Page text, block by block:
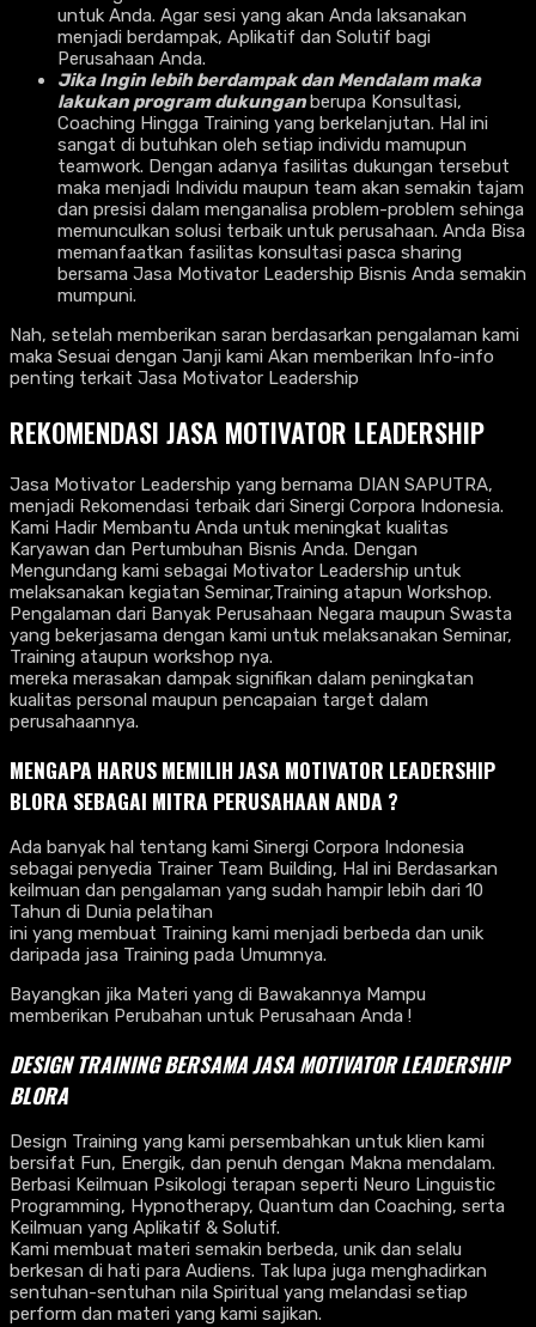
untuk Anda. Agar sesi yang akan Anda laksanakan
menjadi berdampak, Aplikatif dan Solutif bagi
Perusahaan Anda.
Jika Ingin lebih berdampak dan Mendalam maka
lakukan program dukunganberupa Konsultasi,
Coaching Hingga Training yang berkelanjutan. Hal ini
sangat di butuhkan oleh setiap individu mamupun
teamwork. Dengan adanya fasilitas dukungan tersebut
maka menjadi Individu maupun team akan semakin tajam
dan presisi dalam menganalisa problem-problem sehinga
memunculkan solusi terbaik untuk perusahaan. Anda Bisa
memanfaatkan fasilitas konsultasi pasca sharing
bersama Jasa Motivator Leadership Bisnis Anda semakin
mumpuni.
Nah, setelah memberikan saran berdasarkan pengalaman kami
maka Sesuai dengan Janji kami Akan memberikan Info-info
penting terkait Jasa Motivator Leadership
REKOMENDASI JASA MOTIVATOR LEADERSHIP
Jasa Motivator Leadership yang bernama DIAN SAPUTRA,
menjadi Rekomendasi terbaik dari Sinergi Corpora Indonesia.
Kami Hadir Membantu Anda untuk meningkat kualitas
Karyawan dan Pertumbuhan Bisnis Anda. Dengan
Mengundang kami sebagai Motivator Leadership untuk
melaksanakan kegiatan Seminar,Training atapun Workshop.
Pengalaman dari Banyak Perusahaan Negara maupun Swasta
yang bekerjasama dengan kami untuk melaksanakan Seminar,
Training ataupun workshop nya.
mereka merasakan dampak signifikan dalam peningkatan
kualitas personal maupun pencapaian target dalam
perusahaannya.
MENGAPA HARUS MEMILIH JASA MOTIVATOR LEADERSHIP
BLORA SEBAGAI MITRA PERUSAHAAN ANDA ?
Ada banyak hal tentang kami Sinergi Corpora Indonesia
sebagai penyedia Trainer Team Building, Hal ini Berdasarkan
keilmuan dan pengalaman yang sudah hampir lebih dari 10
Tahun di Dunia pelatihan
ini yang membuat Training kami menjadi berbeda dan unik
daripada jasa Training pada Umumnya.
Bayangkan jika Materi yang di Bawakannya Mampu
memberikan Perubahan untuk Perusahaan Anda !
DESIGN TRAINING BERSAMAJASA MOTIVATOR LEADERSHIP
BLORA
Design Training yang kami persembahkan untuk klien kami
bersifat Fun, Energik, dan penuh dengan Makna mendalam.
Berbasi Keilmuan Psikologi terapan seperti Neuro Linguistic
Programming, Hypnotherapy, Quantum dan Coaching, serta
Keilmuan yang Aplikatif & Solutif.
Kami membuat materi semakin berbeda, unik dan selalu
berkesan di hati para Audiens. Tak lupa juga menghadirkan
sentuhan-sentuhan nila Spiritual yang melandasi setiap
perform dan materi yang kami sajikan.